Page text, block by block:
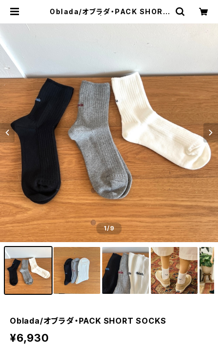
Oblada/オブラダ・PACK SHORT
1/9
Oblada/オブラダ・PACK SHORT SOCKS
¥6,930